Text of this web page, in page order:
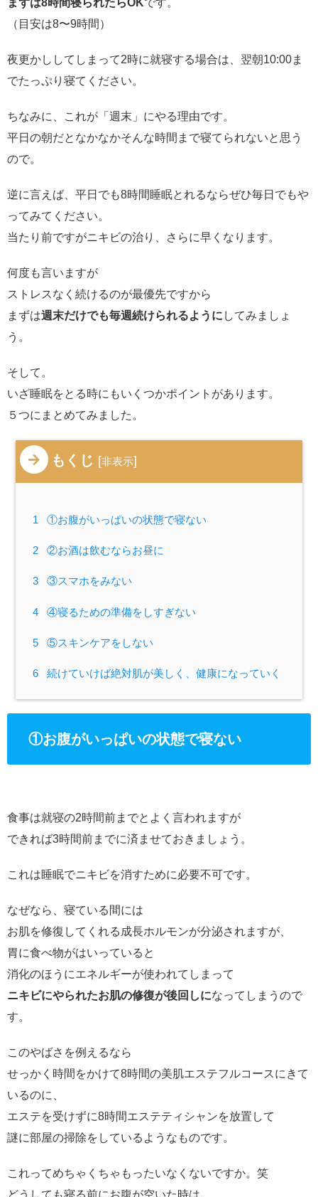
まずは8時間寝られたらOKです。
（目安は8〜9時間）
夜更かししてしまって2時に就寝する場合は、翌朝10:00ま
でたっぷり寝てください。
ちなみに、これが「週末」にやる理由です。
平日の朝だとなかなかそんな時間まで寝てられないと思う
ので。
逆に言えば、平日でも8時間睡眠とれるならぜひ毎日でもや
ってみてください。
当たり前ですがニキビの治り、さらに早くなります。
何度も言いますが
ストレスなく続けるのが最優先ですから
まずは週末だけでも毎週続けられるように してみましょ
う。
そして。
いざ睡眠をとる時にもいくつかポイントがあります。
５つにまとめてみました。
もくじ [非表示]
1 ①お腹がいっぱいの状態で寝ない
2 ②お酒は飲むならお昼に
3 ③スマホをみない
4 ④寝るための準備をしすぎない
5 ⑤スキンケアをしない
6 続けていけば絶対肌が美しく、健康になっていく
①お腹がいっぱいの状態で寝ない
食事は就寝の2時間前までとよく言われますが
できれば3時間前までに済ませておきましょう。
これは睡眠でニキビを消すために必要不可です。
なぜなら、寝ている間には
お肌を修復してくれる成長ホルモンが分泌されますが、
胃に食べ物がはいっていると
消化のほうにエネルギーが使われてしまって
ニキビにやられたお肌の修復が後回しになってしまうので
す。
このやばさを例えるなら
せっかく時間をかけて8時間の美肌エステフルコースにきて
いるのに、
エステを受けずに8時間エステティシャンを放置して
謎に部屋の掃除をしているようなものです。
これってめちゃくちゃもったいなくないですか。笑